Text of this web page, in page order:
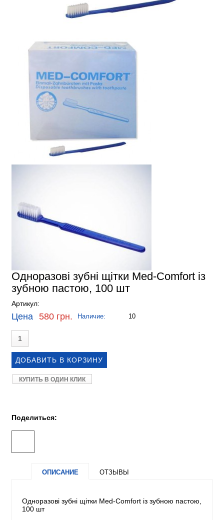
Одноразові зубні щітки Med-Comfort із
зубною пастою, 100 шт
Артикул:
Цена 580 грн. Наличие: 10
КУПИТЬ В ОДИН КЛИК
Поделиться:
ОПИСАНИЕ ОТЗЫВЫ
Одноразові зубні щітки Med-Comfort із зубною пастою,
100 шт